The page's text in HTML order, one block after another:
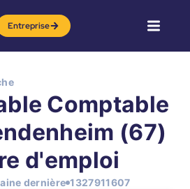
Entreprise
Comptable
(67)
d'emploi
dernière 1327911607